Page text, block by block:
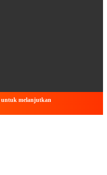
untuk melanjutkan